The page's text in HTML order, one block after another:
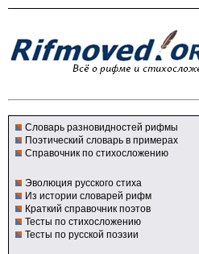
Словарь разновидностей рифмы
Поэтический словарь в примерах
Справочник по стихосложению
Эволюция русского стиха
Из истории словарей рифм
Краткий справочник поэтов
Тесты по стихосложению
Тесты по русской поэзии